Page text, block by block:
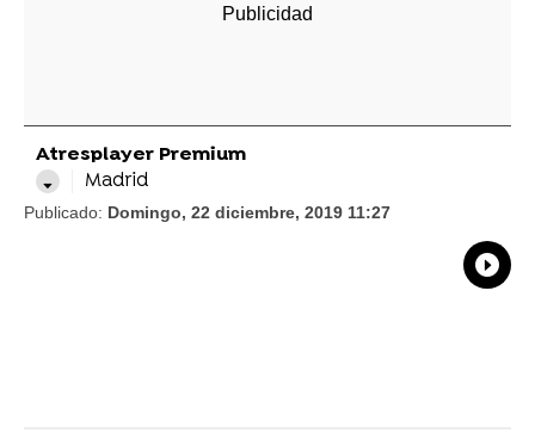
Atresplayer Premium
Madrid
Publicado: Domingo, 22 diciembre, 2019 11:27